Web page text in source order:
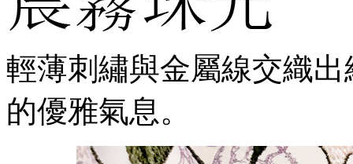
輕薄刺繡與金屬線交織
的優雅氣息。